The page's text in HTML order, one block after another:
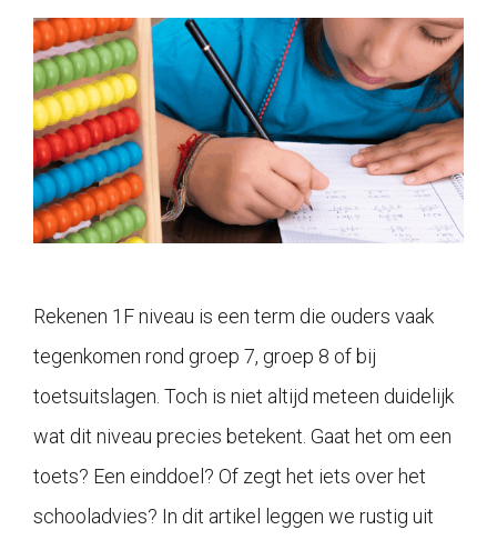
Rekenen 1F niveau is een term die ouders vaak
tegenkomen rond groep 7, groep 8 of bij
toetsuitslagen. Toch is niet altijd meteen duidelijk
wat dit niveau precies betekent. Gaat het om een
toets? Een einddoel? Of zegt het iets over het
schooladvies? In dit artikel leggen we rustig uit